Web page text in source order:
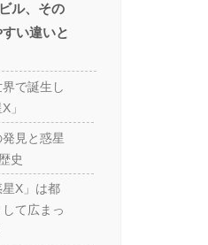
ル、その
い違いと
で誕生し
」
見と惑星
史
X」は都
て広まっ